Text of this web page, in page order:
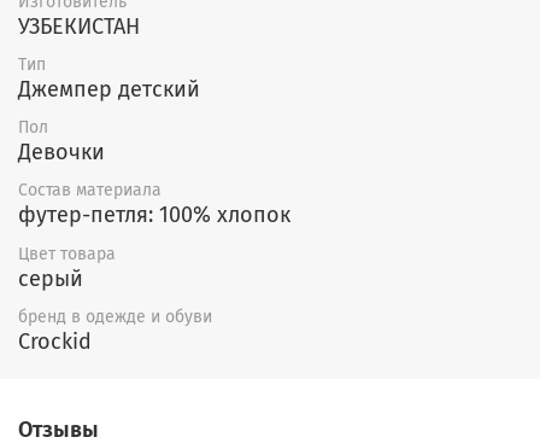
УЗБЕКИСТАН
Тип
Джемпер детский
Пол
Девочки
Состав материала
футер-петля: 100% хлопок
Цвет товара
серый
бренд в одежде и обуви
Crockid
Отзывы